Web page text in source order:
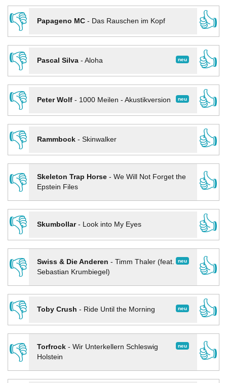
👎
Papageno MC- Das Rauschen im Kopf
👍
👎
neu
Pascal Silva- Aloha
👍
👎
neu
Peter Wolf- 1000 Meilen - Akustikversion
👍
👎
Rammbock- Skinwalker
👍
👎
Skeleton Trap Horse- We Will Not Forget the
Epstein Files
👍
👎
Skumbollar- Look into My Eyes
👍
👎
neu
Swiss & Die Anderen - Timm Thaler (feat.
Sebastian Krumbiegel)
👍
👎
neu
Toby Crush - Ride Until the Morning
👍
👎
neu
Torfrock- Wir Unterkellern Schleswig
Holstein
👍